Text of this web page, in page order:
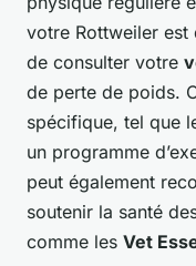
votre Rottweiler
de consulter votre
de perte de poids.
spécifique, tel que
un programme
peut également
soutenir la santé
comme les Vet